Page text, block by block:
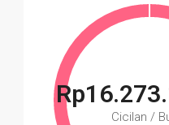
Cicilan /